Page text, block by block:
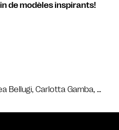
Bellugi, Carlotta Gamba, …
de modèles inspirants!